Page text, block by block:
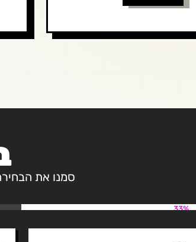
סמנו את
33%